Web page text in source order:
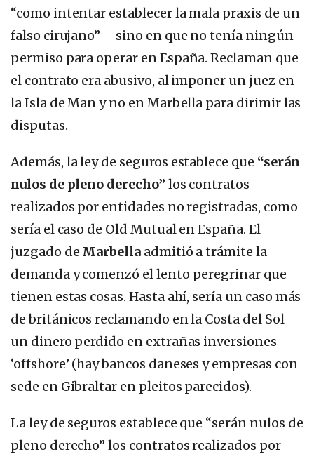
“como intentar establecer la mala praxis de un
falso cirujano”— sino en que no tenía ningún
permiso para operar en España. Reclaman que
el contrato era abusivo, al imponer un juez en
la Isla de Man y no en Marbella para dirimir las
disputas.
Además, la ley de seguros establece que “serán
nulos de pleno derecho” los contratos
realizados por entidades no registradas, como
sería el caso de Old Mutual en España. El
juzgado de Marbella admitió a trámite la
demanda y comenzó el lento peregrinar que
tienen estas cosas. Hasta ahí, sería un caso más
de británicos reclamando en la Costa del Sol
un dinero perdido en extrañas inversiones
‘offshore’ (hay bancos daneses y empresas con
sede en Gibraltar en pleitos parecidos).
La ley de seguros establece que “serán nulos de
pleno derecho” los contratos realizados por